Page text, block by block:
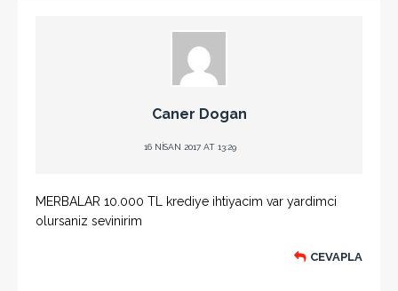
Caner Dogan
16 NISAN 2017 AT 13:29
MERBALAR 10.000 TL krediye ihtiyacim var yardimci
olursaniz sevinirim
CEVAPLA